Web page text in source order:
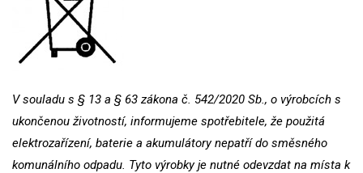
V souladu s § 13 a § 63 zákona č. 542/2020 Sb., o výrobcích s
ukončenou životností, informujeme spotřebitele, že použitá
elektrozařízení, baterie a akumulátory nepatří do směsného
komunálního odpadu. Tyto výrobky je nutné odevzdat na místa k